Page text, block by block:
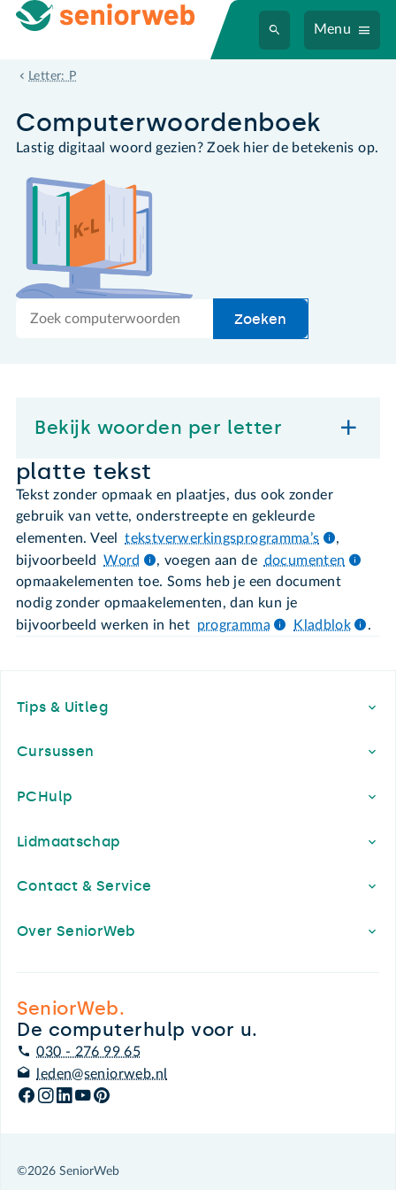
Menu
Letter: P
platte tekst
Computer­woordenboek
Lastig digitaal woord gezien? Zoek hier de betekenis op.
Zoek
Zoeken
Bekijk woorden per letter
platte tekst
Tekst zonder opmaak en plaatjes, dus ook zonder
gebruik van vette, onderstreepte en gekleurde
elementen. Veel
tekstverwerkingsprogramma’s
,
bijvoorbeeld
Word , voegen aan de documenten
opmaakelementen toe. Soms heb je een document
nodig zonder opmaakelementen, dan kun je
bijvoorbeeld werken in het programma Kladblok .
Tips & Uitleg
Cursussen
PCHulp
Lidmaatschap
Contact & Service
Over SeniorWeb
SeniorWeb.
De computerhulp voor u.
030 - 276 99 65
leden@seniorweb.nl
©2026 SeniorWeb